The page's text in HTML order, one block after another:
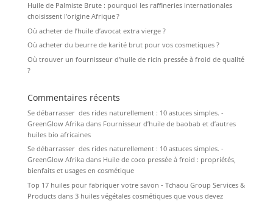
Huile de Palmiste Brute : pourquoi les raffineries internationales
choisissent l’origine Afrique ?
Où acheter de l’huile d’avocat extra vierge ?
Où acheter du beurre de karité brut pour vos cosmetiques ?
Où trouver un fournisseur d’huile de ricin pressée à froid de qualité
?
Commentaires récents
Se débarrasser des rides naturellement : 10 astuces simples. -
GreenGlow Afrikadans Fournisseur d’huile de baobab et d’autres
huiles bio africaines
Se débarrasser des rides naturellement : 10 astuces simples. -
GreenGlow Afrikadans Huile de coco pressée à froid : propriétés,
bienfaits et usages en cosmétique
Top 17 huiles pour fabriquer votre savon - Tchaou Group Services &
Productsdans 3 huiles végétales cosmétiques que vous devez